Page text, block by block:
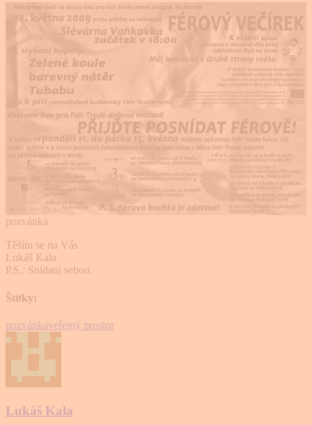
pozvánka
Těším se na Vás
Lukáš Kala
P.S.: Snídani sebou.
Štítky:
pozvánkaveřejný prostor
Lukáš Kala